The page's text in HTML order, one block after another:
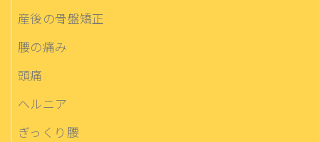
産後の骨盤矯正
腰の痛み
頭痛
ヘルニア
ぎっくり腰